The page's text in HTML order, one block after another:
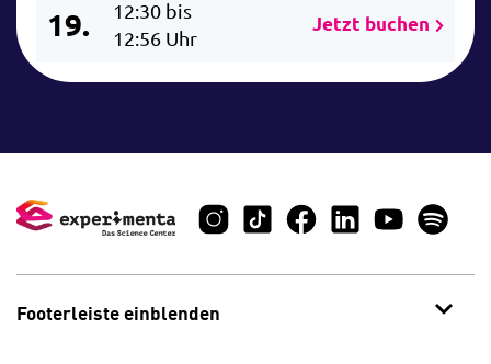
19.
12:30 bis
12:56 Uhr
Jetzt buchen
Footerleiste einblenden